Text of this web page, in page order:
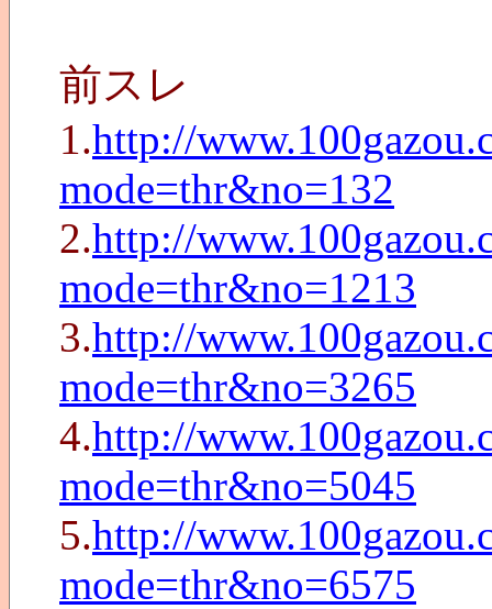
前スレ
1.http://
mode=thr&no=132
2.http://
mode=thr&no=1213
3.http://
mode=thr&no=3265
4.http://
mode=thr&no=5045
5.http://
mode=thr&no=6575